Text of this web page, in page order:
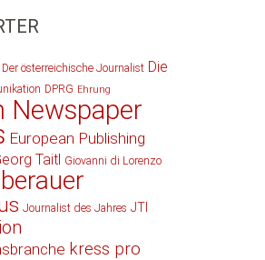
Der österreichische Journalist Die
DPRG Ehrung
Newspaper
European Publishing
Taitl Giovanni di Lorenzo
Journalist des Jahres JTI
kress pro